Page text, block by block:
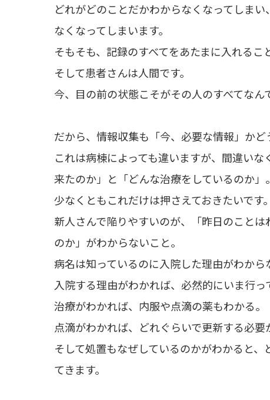
どれがどのことだかわからなくなってしま
なくなってしまいます。
そもそも、記録のすべてをあたまに入れるこ
そして患者さんは人間です。
今、目の前の状態こそがその人のすべてなん
だから、情報収集も「今、必要な情報」かど
これは病棟によっても違いますが、間違い
来たのか」と「どんな治療をしているのか」。
少なくともこれだけは押さえておきたいです。
新人さんで陥りやすいのが、「昨日のこと
のか」がわからないこと。
病名は知っているのに入院した理由がわから
入院する理由がわかれば、必然的にいま行っ
治療がわかれば、内服や点滴の薬もわかる。
点滴がわかれば、どれぐらいで更新する必
そして処置もなぜしているのかがわかると
てきます。